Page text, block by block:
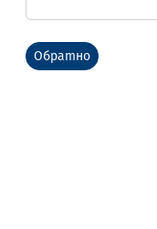
Обратно